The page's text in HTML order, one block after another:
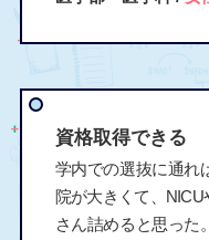
資格取得できる
学内での選抜に通れ
院が大きくて、
さん詰めると思った